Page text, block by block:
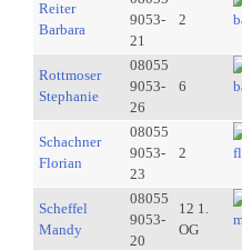
Reiter
Barbara
9053-
21
2
Rottmoser
Stephanie
08055
9053-
26
6
Schachner
Florian
08055
9053-
23
2
Scheffel
Mandy
08055
9053-
20
12 1.
OG